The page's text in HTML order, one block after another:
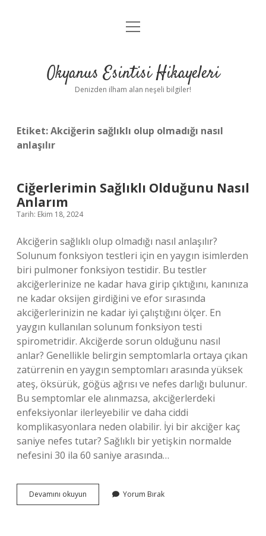
Anasayfa
Yasal Uyarı
menüyü
Okyanus Esintisi Hikayeleri
Denizden ilham alan neşeli bilgiler!
Etiket:Akciğerin sağlıklı olup olmadığı nasıl
anlaşılır
Ciğerlerimin Sağlıklı Olduğunu Nasıl
Anlarım
Tarih: Ekim 18, 2024
Akciğerin sağlıklı olup olmadığı nasıl anlaşılır?
Solunum fonksiyon testleri için en yaygın isimlerden
biri pulmoner fonksiyon testidir. Bu testler
akciğerlerinize ne kadar hava girip çıktığını, kanınıza
ne kadar oksijen girdiğini ve efor sırasında
akciğerlerinizin ne kadar iyi çalıştığını ölçer. En
yaygın kullanılan solunum fonksiyon testi
spirometridir. Akciğerde sorun olduğunu nasıl
anlar? Genellikle belirgin semptomlarla ortaya çıkan
zatürrenin en yaygın semptomları arasında yüksek
ateş, öksürük, göğüs ağrısı ve nefes darlığı bulunur.
Bu semptomlar ele alınmazsa, akciğerlerdeki
enfeksiyonlar ilerleyebilir ve daha ciddi
komplikasyonlara neden olabilir. İyi bir akciğer kaç
saniye nefes tutar? Sağlıklı bir yetişkin normalde
nefesini 30 ila 60 saniye arasında…
Devamını okuyun Ciğerlerimin
Sağlıklı
Yorum Bırak